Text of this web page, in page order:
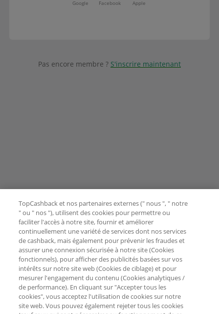
Google Facebook Apple
Pas encore membre ? S'inscrire maintenant
TopCashback et nos partenaires externes (" nous ", " notre
" ou " nos "), utilisent des cookies pour permettre ou
faciliter l'accès à notre site, fournir et améliorer
continuellement une variété de services dont nos services
de cashback, mais également pour prévenir les fraudes et
assurer une connexion sécurisée à notre site (Cookies
fonctionnels), pour afficher des publicités basées sur vos
intérêts sur notre site web (Cookies de ciblage) et pour
mesurer l'engagement du contenu (Cookies analytiques /
de performance). En cliquant sur "Accepter tous les
cookies", vous acceptez l'utilisation de cookies sur notre
site web. Vous pouvez également rejeter tous les cookies